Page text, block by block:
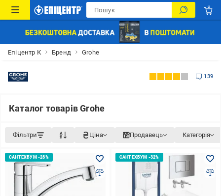
Епіцентр К Бренд Grohe
139
Каталог товарів Grohe
Фільтри Ціна Продавець Категорія